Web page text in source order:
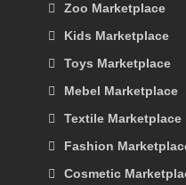
Zoo Marketplace
Kids Marketplace
Toys Marketplace
Mebel Marketplace
Textile Marketplace
Fashion
Cosmetic